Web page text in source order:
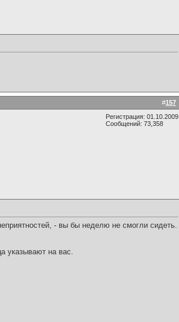
#157
Регистрация: 01.10.2009
Сообщений: 73,358
- вы бы неделю не смогли сидеть.
указывают на вас.